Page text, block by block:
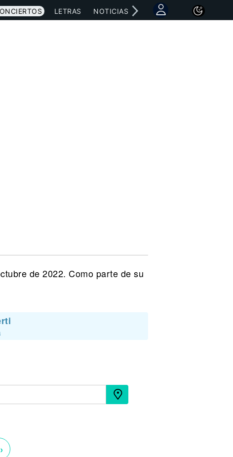
LETRAS NOTICIAS
de 2022. Como parte de su
›